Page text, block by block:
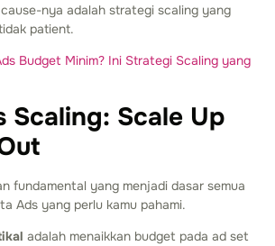
nya adalah strategi scaling yang
patient.
Budget Minim? Ini Strategi Scaling yang
Scaling: Scale Up
fundamental yang menjadi dasar semua
Ads yang perlu kamu pahami.
adalah menaikkan budget pada ad set